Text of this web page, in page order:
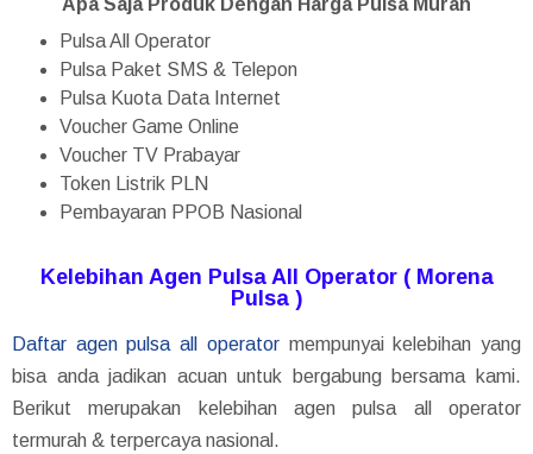
Pulsa All Operator
Pulsa Paket SMS & Telepon
Pulsa Kuota Data Internet
Voucher Game Online
Voucher TV Prabayar
Token Listrik PLN
Pembayaran PPOB Nasional
Kelebihan Agen Pulsa All Operator ( Morena
Pulsa )
Daftar agen pulsa all operatormempunyai kelebihan yang
bisa anda jadikan acuan untuk bergabung bersama kami.
Berikut merupakan kelebihan agen pulsa all operator
termurah & terpercaya nasional.